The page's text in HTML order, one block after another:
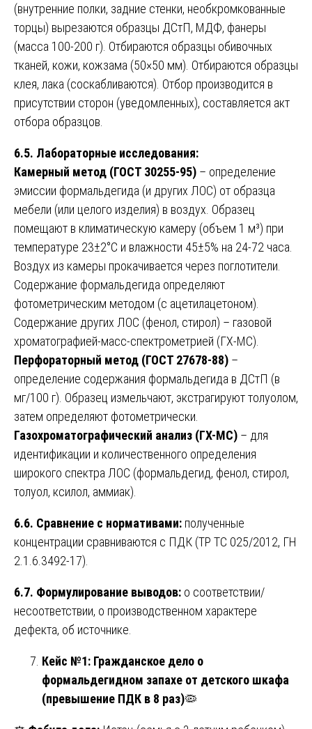
(внутренние полки, задние стенки, необкромкованные
торцы) вырезаются образцы ДСтП, МДФ, фанеры
(масса 100-200 г). Отбираются образцы обивочных
тканей, кожи, кожзама (50×50 мм). Отбираются образцы
клея, лака (соскабливаются). Отбор производится в
присутствии сторон (уведомленных), составляется акт
отбора образцов.
6.5. Лабораторные исследования:
Камерный метод (ГОСТ 30255-95) – определение
эмиссии формальдегида (и других ЛОС) от образца
мебели (или целого изделия) в воздух. Образец
помещают в климатическую камеру (объем 1 м³) при
температуре 23±2°C и влажности 45±5% на 24-72 часа.
Воздух из камеры прокачивается через поглотители.
Содержание формальдегида определяют
фотометрическим методом (с ацетилацетоном).
Содержание других ЛОС (фенол, стирол) – газовой
хроматографией-масс-спектрометрией (ГХ-МС).
Перфораторный метод (ГОСТ 27678-88) –
определение содержания формальдегида в ДСтП (в
мг/100 г). Образец измельчают, экстрагируют толуолом,
затем определяют фотометрически.
Газохроматографический анализ (ГХ-МС) – для
идентификации и количественного определения
широкого спектра ЛОС (формальдегид, фенол, стирол,
толуол, ксилол, аммиак).
6.6. Сравнение с нормативами: полученные
концентрации сравниваются с ПДК (ТР ТС 025/2012, ГН
2.1.6.3492-17).
6.7. Формулирование выводов: о соответствии/
несоответствии, о производственном характере
дефекта, об источнике.
Кейс №1: Гражданское дело о
формальдегидном запахе от детского шкафа
(превышение ПДК в 8 раз)🦠